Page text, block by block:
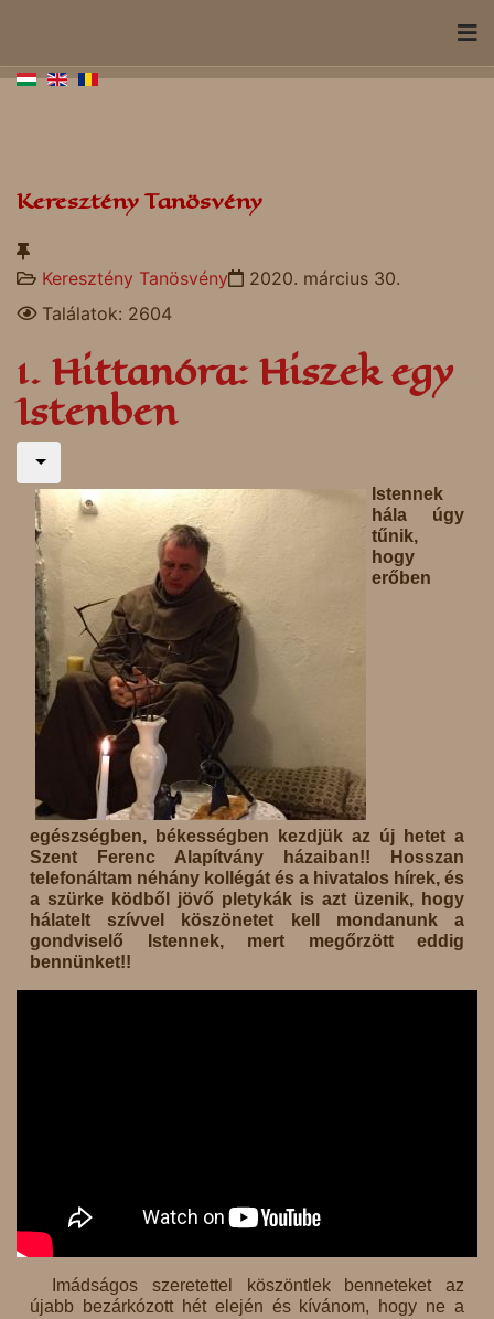
Keresztény Tanösvény
Keresztény Tanösvény
2020. március 30.
Találatok: 2604
1. Hittanóra: Hiszek egy
Istenben
Istennek
hála úgy
tűnik,
hogy
erőben
egészségben, békességben kezdjük az új hetet a
Szent Ferenc Alapítvány házaiban!! Hosszan
telefonáltam néhány kollégát és a hivatalos hírek, és
a szürke ködből jövő pletykák is azt üzenik, hogy
hálatelt szívvel köszönetet kell mondanunk a
gondviselő Istennek, mert megőrzött eddig
bennünket!!
Imádságos szeretettel köszöntlek benneteket az
újabb bezárkózott hét elején és kívánom, hogy ne a